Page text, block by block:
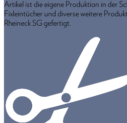
Artikel ist die eigene Produktion in der
Fixleintücher und diverse weitere
Rheineck SG gefertigt.